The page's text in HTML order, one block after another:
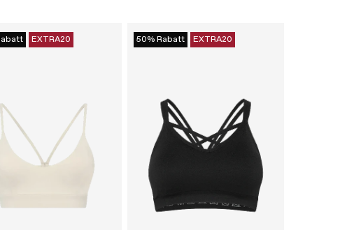
EXTRA20 50% Rabatt EXTRA20